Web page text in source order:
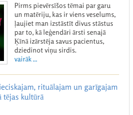
Pirms pievērsīšos tēmai par garu
un matēriju, kas ir viens veselums,
ļaujiet man izstāstīt divus stāstus
par to, kā leģendāri ārsti senajā
Ķīnā izārstēja savus pacientus,
dziedinot viņu sirdis.
vairāk ...
rituālajam un garīgajam
tējas kultūrā